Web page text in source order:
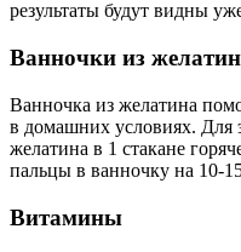
результаты будут видны
Ванночки из
Ванночка из желатина
в домашних условиях. Для
желатина в 1 стакане
пальцы в ванночку на 10-
Витамины